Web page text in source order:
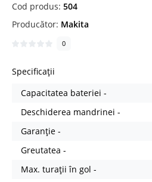
Cod produs: 504
Producător: Makita
0
Specificații
Capacitatea bateriei -
Deschiderea mandrinei -
Garanție -
Greutatea -
Max. turații în gol -